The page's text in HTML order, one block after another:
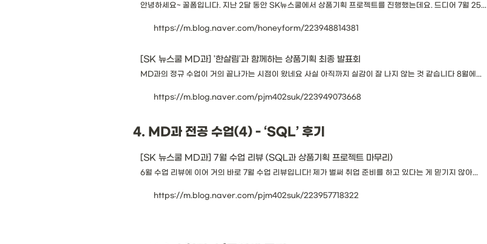
안녕하세요~ 꿀폼입니다. 지난 2달 동안 SK뉴스쿨에서 상품기획 프로젝트를 진행했는데요. 드디어 7월 25...
https://m.blog.naver.com/honeyform/223948814381
[SK 뉴스쿨 MD과] '한살림'과 함께하는 상품기획 최종 발표회
MD과의 정규 수업이 거의 끝나가는 시점이 왔네요 사실 아직까지 실감이 잘 나지 않는 것 같습니다 8월에...
https://m.blog.naver.com/pjm402suk/223949073668
4. MD과 전공 수업(4) - ‘SQL’ 후기
[SK 뉴스쿨 MD과] 7월 수업 리뷰 (SQL과 상품기획 프로젝트 마무리)
6월 수업 리뷰에 이어 거의 바로 7월 수업 리뷰입니다! 제가 벌써 취업 준비를 하고 있다는 게 믿기지 않아...
https://m.blog.naver.com/pjm402suk/223957718322